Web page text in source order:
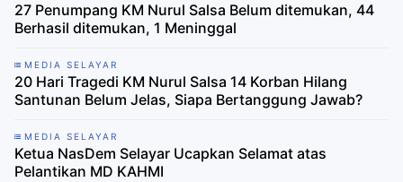
27 Penumpang KM Nurul Salsa Belum ditemukan, 44
Berhasil ditemukan, 1 Meninggal
MEDIA SELAYAR
20 Hari Tragedi KM Nurul Salsa 14 Korban Hilang
Santunan Belum Jelas, Siapa Bertanggung Jawab?
MEDIA SELAYAR
Ketua NasDem Selayar Ucapkan Selamat atas
Pelantikan MD KAHMI